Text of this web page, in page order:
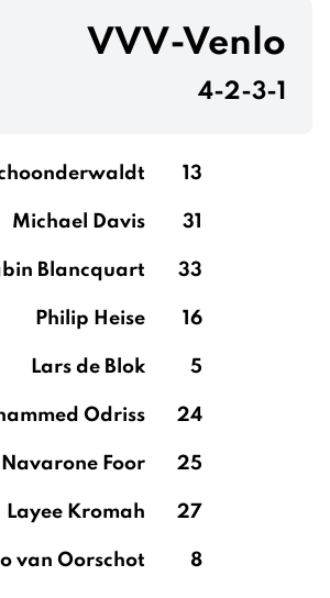
VVV-Venlo
4-2-3-1
13
Michael Davis 31
Blancquart 33
Philip Heise 16
Lars de Blok 5
Odriss 24
Navarone Foor 25
Layee Kromah 27
van Oorschot 8